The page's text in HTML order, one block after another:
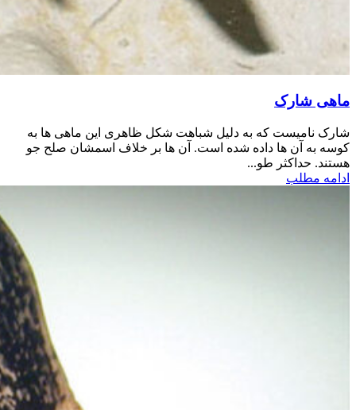
ماهی شارک
شارک نامیست که به دلیل شباهت شکل ظاهری این ماهی ها به
کوسه به آن ها داده شده است. آن ها بر خلاف اسمشان صلح جو
هستند. حداکثر طو...
ادامه مطلب